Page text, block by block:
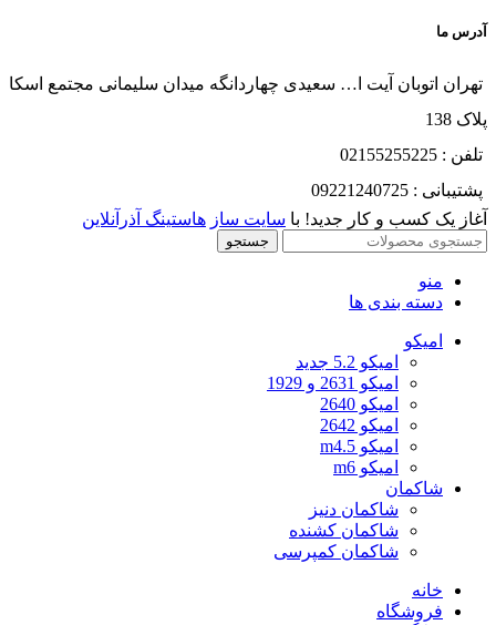
آدرس ما
تهران اتوبان آیت ا… سعیدی چهاردانگه میدان سلیمانی مجتمع اسکا
پلاک 138
تلفن : 02155255225
پشتیبانی : 09221240725
آغاز یک کسب و کار جدید! با سایت ساز هاستینگ آذرآنلاین
جستجو
منو
دسته بندی ها
امیکو
امیکو 5.2 جدید
امیکو 2631 و 1929
امیکو 2640
امیکو 2642
امیکو m4.5
امیکو m6
شاکمان
شاکمان دنیز
شاکمان کشنده
شاکمان کمپرسی
خانه
فروشگاه